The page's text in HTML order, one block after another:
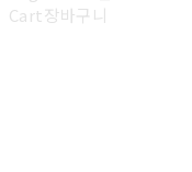
Cart장바구니